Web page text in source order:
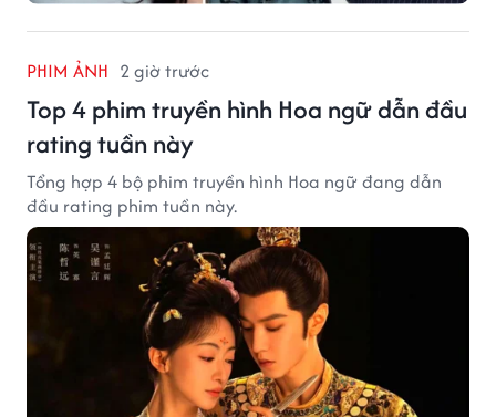
PHIM ẢNH 2 giờ trước
Top 4 phim truyền hình Hoa ngữ dẫn đầu
rating tuần này
Tổng hợp 4 bộ phim truyền hình Hoa ngữ đang dẫn
đầu rating phim tuần này.